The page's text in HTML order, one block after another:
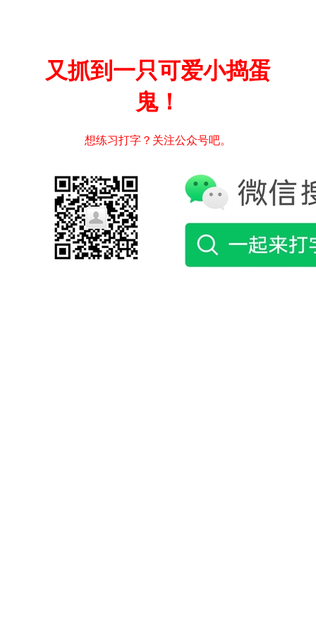
又抓到一只可爱小捣蛋
鬼！
想练习打字？关注公众号吧。